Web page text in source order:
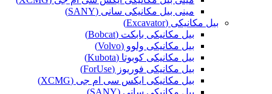
مینی بیل مکانیکی سانی (SANY)
بیل مکانیکی (Excavator)
بیل مکانیکی بابکت (Bobcat)
بیل مکانیکی ولوو (Volvo)
بیل مکانیکی کوبوتا (Kubota)
بیل مکانیکی فوریوز (ForUse)
بیل مکانیکی ایکس سی ام جی (XCMG)
بیل مکانیکی سانی (SANY)